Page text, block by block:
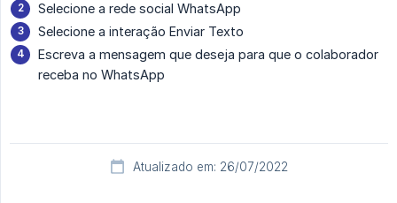
Selecione a rede social WhatsApp
Selecione a interação Enviar Texto
Escreva a mensagem que deseja para que o colaborador
receba no WhatsApp
Atualizado em: 26/07/2022